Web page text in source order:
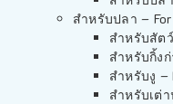
สำหรับปลา –
สำหรับสัต
สำหรับกิ้ง
สำหรับงู –
สำหรับเต่